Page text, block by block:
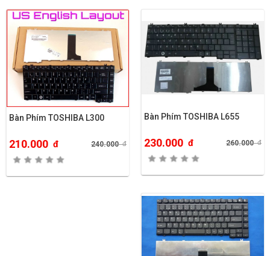
Bàn Phím TOSHIBA L300
210.000 đ 240.000đ
Bàn Phím TOSHIBA L655
230.000 đ 260.000đ